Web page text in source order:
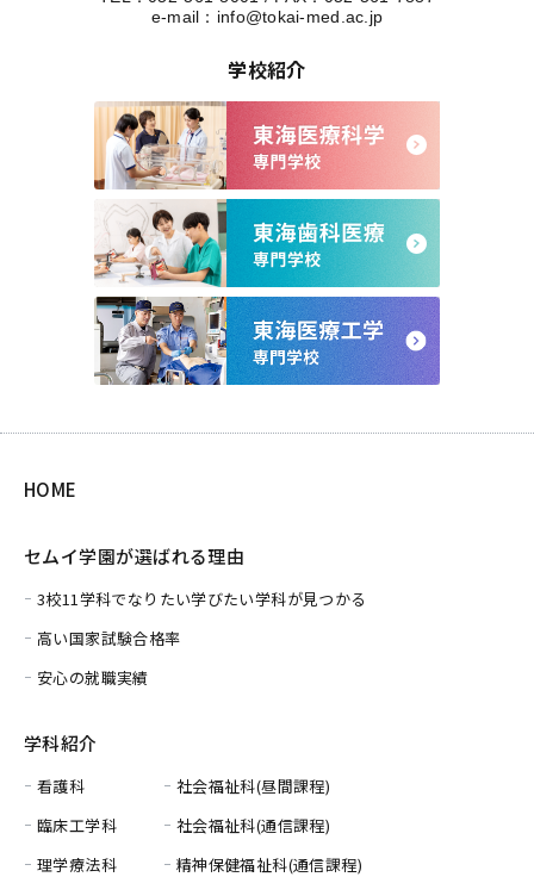
e-mail： info@tokai-med.ac.jp
学校紹介
HOME
セムイ学園が選ばれる理由
3校11学科でなりたい学びたい学科が見つかる
高い国家試験合格率
安心の就職実績
学科紹介
看護科
臨床工学科
理学療法科
社会福祉科(昼間課程)
社会福祉科(通信課程)
精神保健福祉科(通信課程)